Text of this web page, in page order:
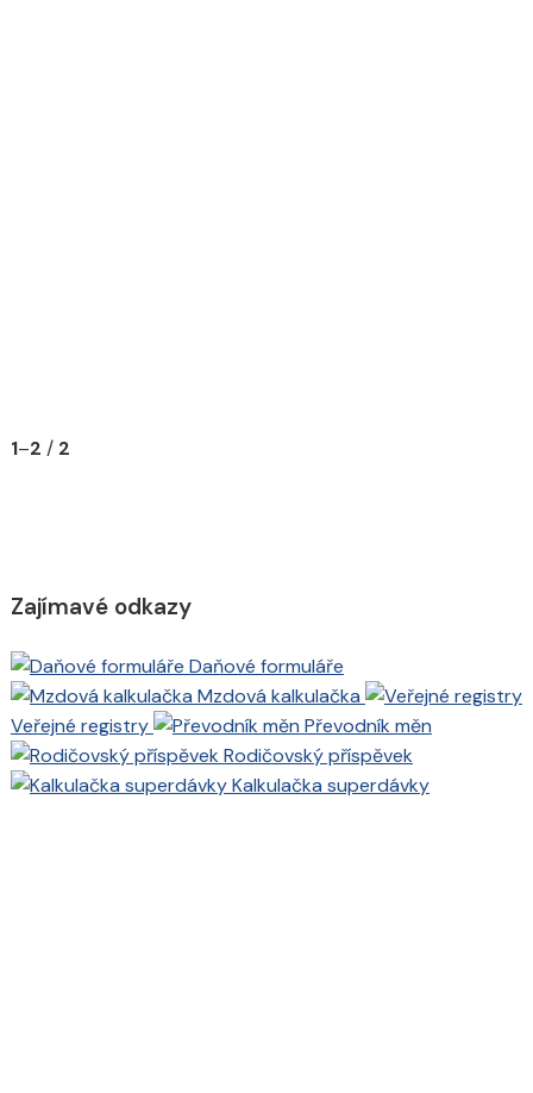
1–2 / 2
Zajímavé odkazy
Daňové formuláře
Mzdová kalkulačka
Veřejné registry
Převodník měn
Rodičovský příspěvek
Kalkulačka superdávky